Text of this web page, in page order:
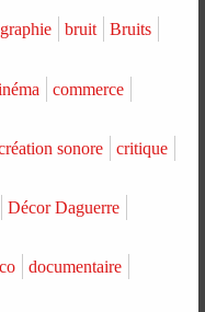
bruit Bruits
commerce
sonore critique
Décor Daguerre
documentaire